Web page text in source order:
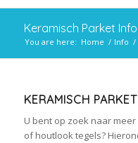
Keramisch Parket
You are here: Home / Info /
KERAMISCH
U bent op zoek naar
of houtlook tegels?